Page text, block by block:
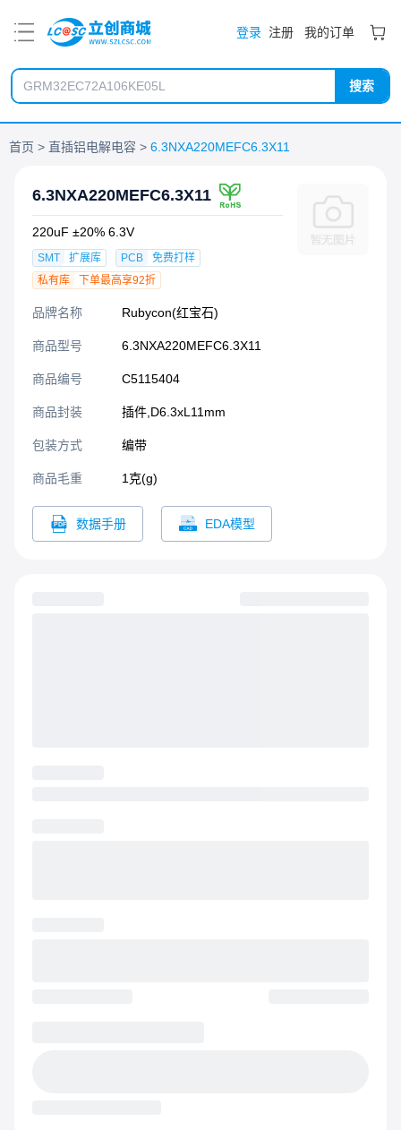
登录 注册 我的订单
搜索
首页 直插铝电解电容 6.3NXA220MEFC6.3X11
6.3NXA220MEFC6.3X11
220uF ±20% 6.3V
SMT 扩展库 PCB
免费打样
私有库
下单最高享92折
品牌名称 Rubycon(红宝石)
商品型号 6.3NXA220MEFC6.3X11
商品编号 C5115404
商品封装 插件,D6.3xL11mm​
包装方式 编带
商品毛重 1克(g)
数据手册 EDA模型